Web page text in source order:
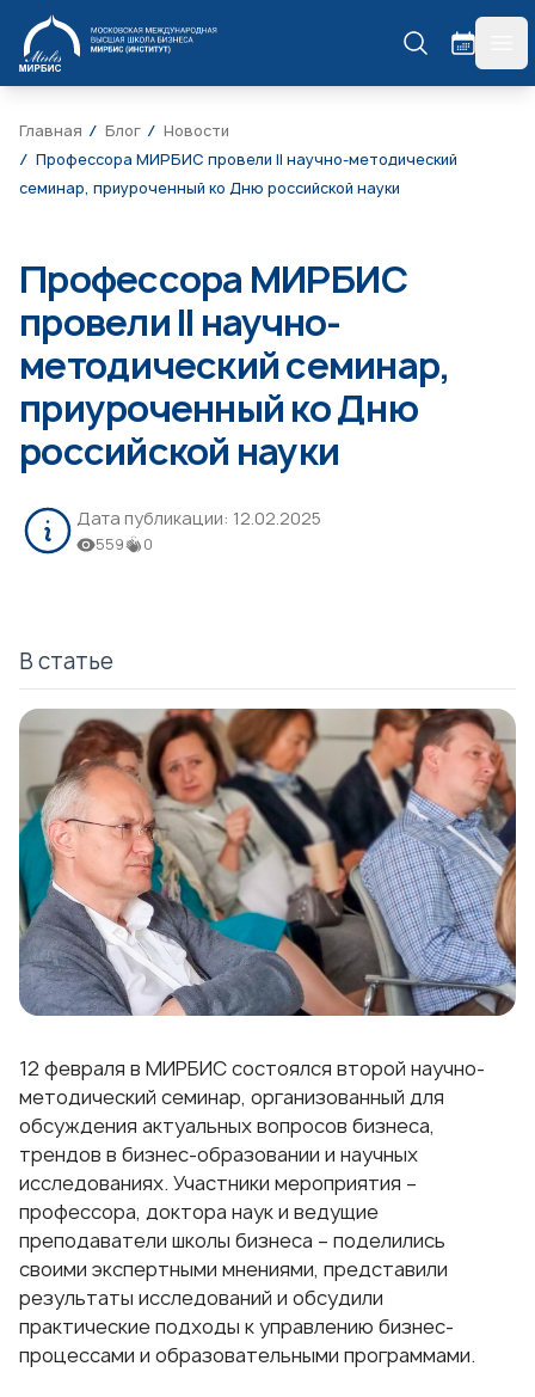
МИРБИС
Главная Блог
Новости
Профессора МИРБИС провели II научно-методический
семинар, приуроченный ко Дню российской науки
Профессора МИРБИС
провели II научно-
методический семинар,
приуроченный ко Дню
российской науки
Дата публикации: 12.02.2025
559 0
В статье
12 февраля в МИРБИС состоялся второй научно-
методический семинар, организованный для
обсуждения актуальных вопросов бизнеса,
трендов в бизнес-образовании и научных
исследованиях. Участники мероприятия –
профессора, доктора наук и ведущие
преподаватели школы бизнеса – поделились
своими экспертными мнениями, представили
результаты исследований и обсудили
практические подходы к управлению бизнес-
процессами и образовательными программами.